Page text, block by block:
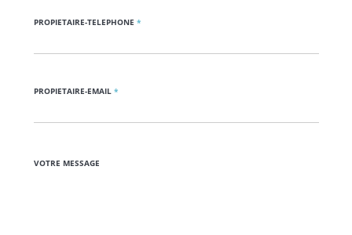
PROPIETAIRE-TELEPHONE *
PROPIETAIRE-EMAIL *
VOTRE MESSAGE